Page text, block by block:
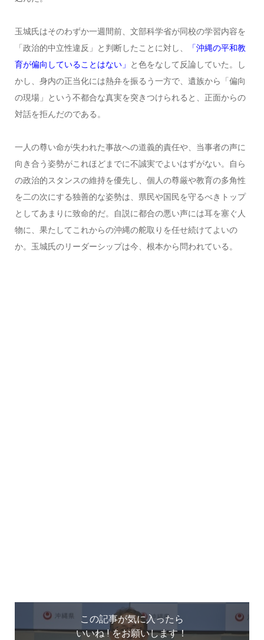
玉城氏はそのわずか一週間前、文部科学省が同校の学習内容を
「政治的中立性違反」と判断したことに対し、
「沖縄の平和教
育が偏向していることはない」
と色をなして反論していた。し
かし、身内の正当化には熱弁を振るう一方で、遺族から「偏向
の現場」という不都合な真実を突きつけられると、正面からの
対話を拒んだのである。
一人の尊い命が失われた事故への道義的責任や、当事者の声に
向き合う姿勢がこれほどまでに不誠実でよいはずがない。自ら
の政治的スタンスの維持を優先し、個人の尊厳や教育の多角性
を二の次にする独善的な姿勢は、県民や国民を守るべきトップ
としてあまりに致命的だ。自説に都合の悪い声には耳を塞ぐ人
物に、果たしてこれからの沖縄の舵取りを任せ続けてよいの
か。玉城氏のリーダーシップは今、根本から問われている。
この記事が気に入ったら
いいね ! をお願いします！